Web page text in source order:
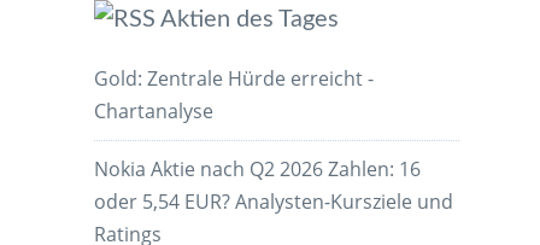
Aktien des Tages
Gold: Zentrale Hürde erreicht -
Chartanalyse
Nokia Aktie nach Q2 2026 Zahlen: 16
oder 5,54 EUR? Analysten-Kursziele und
Ratings